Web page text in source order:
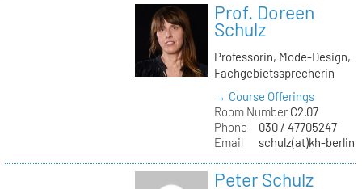
Prof. Doreen
Schulz
Professorin, Mode-Design,
Fachgebietssprecherin
→ Course Offerings
Room NumberC2.07
Phone
030 / 47705247
Email
schulz(at)kh-
Peter Schulz